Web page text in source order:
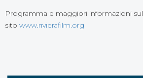
Programma e maggiori informazioni sul
sito www.rivierafilm.org